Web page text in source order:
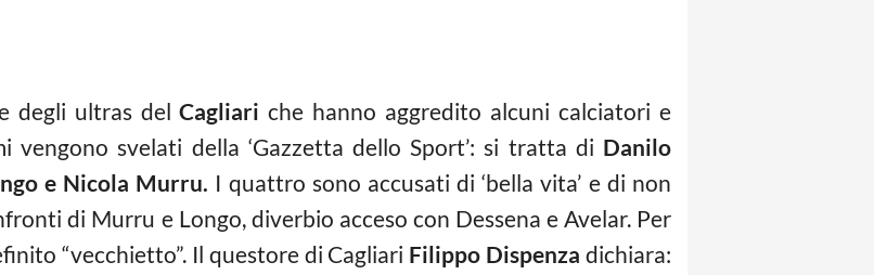
degli ultras delCagliari che hanno aggredito alcuni calciatori e
svelati della ‘Gazzetta dello Sport’: si tratta di Danilo
e Nicola Murru. I quattro sono accusati di ‘bella vita’ e di non
di Murru e Longo, diverbio acceso con Dessena e Avelar. Per
“vecchietto”. Il questore di Cagliari Filippo Dispenza dichiara: